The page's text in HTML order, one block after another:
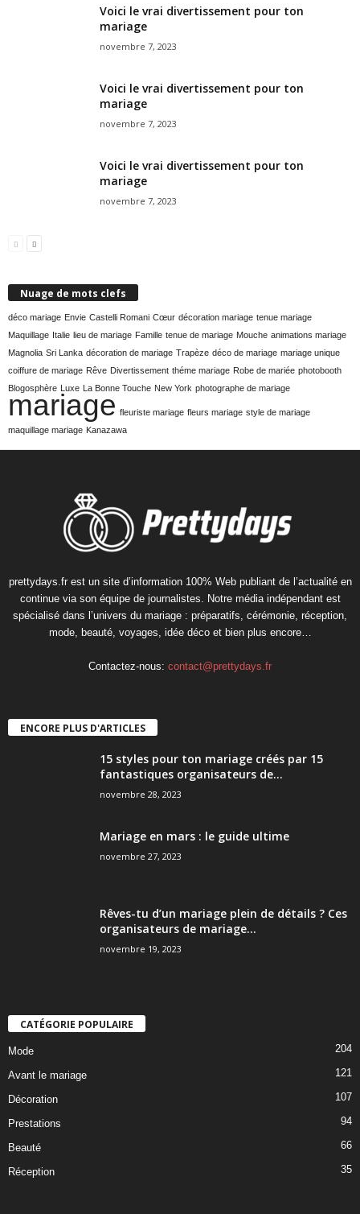
Voici le vrai divertissement pour ton
mariage
novembre 7, 2023
Voici le vrai divertissement pour ton
mariage
novembre 7, 2023
Voici le vrai divertissement pour ton
mariage
novembre 7, 2023
Nuage de mots clefs
déco mariage Envie Castelli Romani Cœur décoration mariage tenue mariage
Maquillage Italie lieu de mariage Famille tenue de mariage Mouche animations mariage
Magnolia Sri Lanka décoration de mariage Trapèze déco de mariage mariage unique
coiffure de mariage Rêve Divertissement théme mariage Robe de mariée photobooth
Blogosphère Luxe La Bonne Touche New York photographe de mariage
mariage fleuriste mariage fleurs mariage style de mariage
maquillage mariage Kanazawa
prettydays.fr est un site d’information 100% Web publiant de l’actualité en
continue via son équipe de journalistes. Notre média indépendant est
spécialisé dans l’univers du mariage : préparatifs, cérémonie, réception,
mode, beauté, voyages, idée déco et bien plus encore…
Contactez-nous: contact@prettydays.fr
ENCORE PLUS D'ARTICLES
15 styles pour ton mariage créés par 15
fantastiques organisateurs de...
novembre 28, 2023
Mariage en mars : le guide ultime
novembre 27, 2023
Rêves-tu d’un mariage plein de détails ? Ces
organisateurs de mariage...
novembre 19, 2023
CATÉGORIE POPULAIRE
Mode 204
Avant le mariage 121
Décoration 107
Prestations 94
Beauté 66
Réception 35